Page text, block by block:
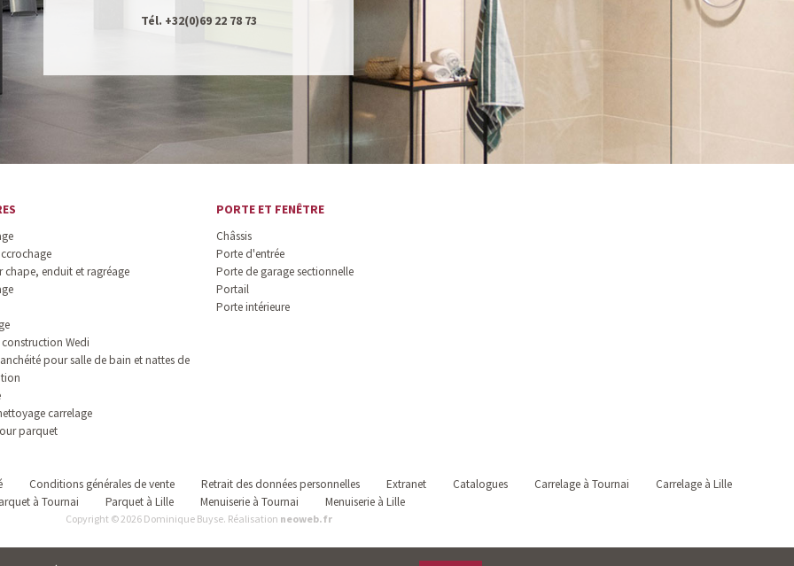
Tél. +32(0)69 22 78 73
chape, enduit et ragréage
Wedi
pour salle de bain et nattes de
carrelage
parquet
PORTE ET FENÊTRE
Châssis
Porte d'entrée
Porte de garage sectionnelle
Portail
Porte intérieure
Conditions générales de vente Retrait des données personnelles Extranet Catalogues Carrelage à Tournai
Carrelage à Lille
à Tournai
Parquet à Lille Menuiserie à Tournai Menuiserie à Lille
Copyright © 2026 Dominique Buyse. Réalisation neoweb.fr